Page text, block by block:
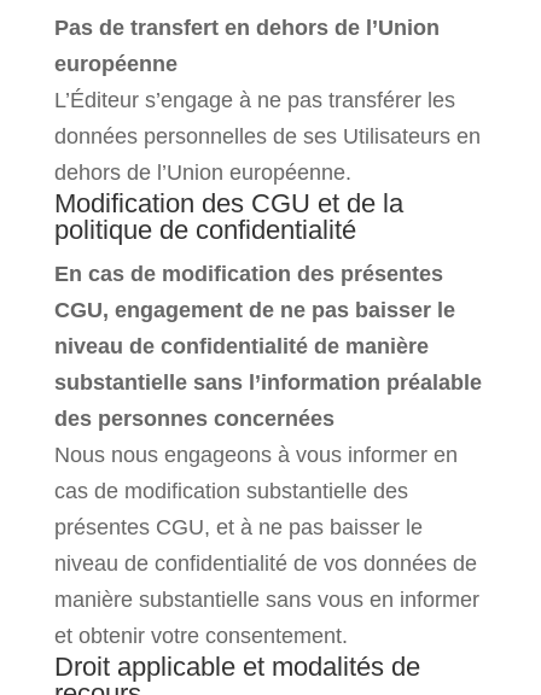
Pas de transfert en dehors de l’Union
européenne
L’Éditeur s’engage à ne pas transférer les
données personnelles de ses Utilisateurs en
dehors de l’Union européenne.
Modification des CGU et de la
politique de confidentialité
En cas de modification des présentes
CGU, engagement de ne pas baisser le
niveau de confidentialité de manière
substantielle sans l’information préalable
des personnes concernées
Nous nous engageons à vous informer en
cas de modification substantielle des
présentes CGU, et à ne pas baisser le
niveau de confidentialité de vos données de
manière substantielle sans vous en informer
et obtenir votre consentement.
Droit applicable et modalités de